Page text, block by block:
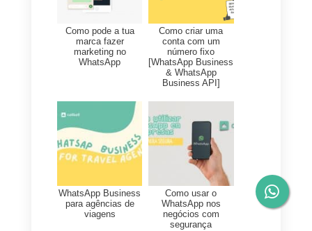
procedemos a carregar as
imagens ou vídeo que
queremos que o anúncio
7) Agora toca escrever os
textos, isso inclui o título, a
descrição e qualquer texto que
você considere necessário para